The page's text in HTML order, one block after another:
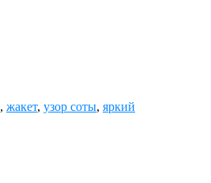
, жакет, узор соты, яркий